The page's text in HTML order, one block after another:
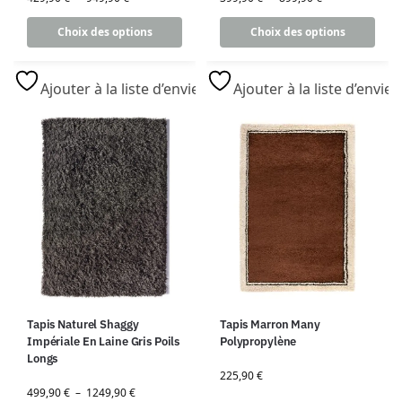
Choix des options
Ajouter à la liste d’envies
Choix des options
Ajouter à la liste d’envies
Tapis Naturel Shaggy
Impériale En Laine Gris Poils
Longs
499,90€ – 1249,90€
Tapis Marron Many
Polypropylène
225,90€